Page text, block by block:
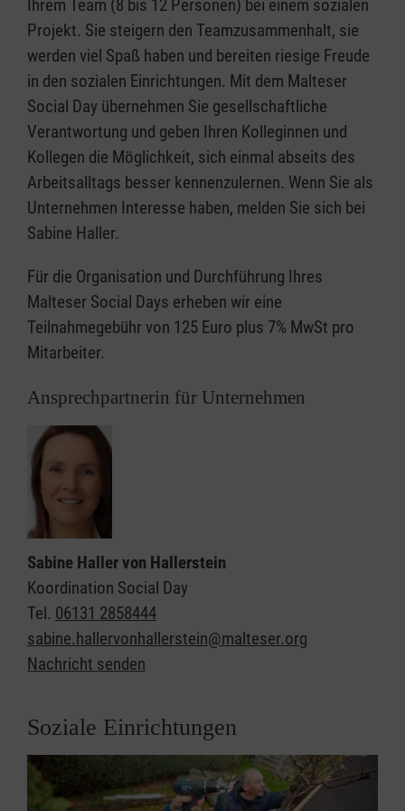
Ihrem Team (8 bis 12 Personen) bei einem sozialen
Projekt. Sie steigern den Teamzusammenhalt, sie
werden viel Spaß haben und bereiten riesige Freude
in den sozialen Einrichtungen. Mit dem Malteser
Social Day übernehmen Sie gesellschaftliche
Verantwortung und geben Ihren Kolleginnen und
Kollegen die Möglichkeit, sich einmal abseits des
Arbeitsalltags besser kennenzulernen. Wenn Sie als
Unternehmen Interesse haben, melden Sie sich bei
Sabine Haller.
Für die Organisation und Durchführung Ihres
Malteser Social Days erheben wir eine
Teilnahmegebühr von 125 Euro plus 7% MwSt pro
Mitarbeiter.
Ansprechpartnerin für Unternehmen
Sabine Haller von Hallerstein
Koordination Social Day
Tel. 06131 2858444
sabine.hallervonhallerstein@malteser.org
Nachricht senden
Soziale Einrichtungen